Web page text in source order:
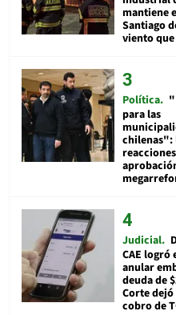
mantiene
Santiago
viento que
Política
para las
chilenas":
Judicial
CAE logró
anular
deuda de
Corte
cobro de